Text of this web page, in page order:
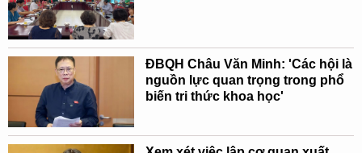
ĐBQH Châu Văn Minh: 'Các hội là
nguồn lực quan trọng trong phổ
biến tri thức khoa học'